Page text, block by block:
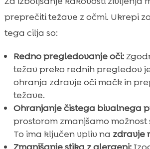
preprečiti težave z očmi. Ukrepi
tega cilja so:
Redno pregledovanje oči:
težav preko rednih pregledov
ohranja zdravje oči mačk in
težave.
Ohranjanje čistega bivalnega
prostorom zmanjšamo možnost
To ima ključen vpliv na zdravje